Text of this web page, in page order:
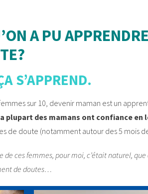
A PU
S’APPREND.
sur 10, devenir maman est un
plupart des mamans ont confiance en
de doute (notamment autour des 5 mois
de ces femmes, pour moi, c’était naturel,
de doutes…